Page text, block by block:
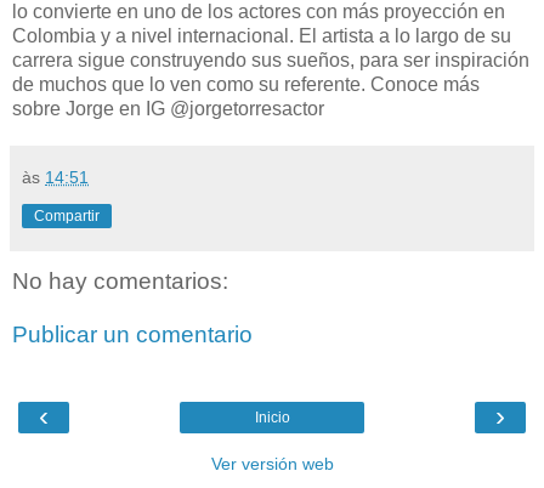
lo convierte en uno de los actores con más proyección en
Colombia y a nivel internacional. El artista a lo largo de su
carrera sigue construyendo sus sueños, para ser inspiración
de muchos que lo ven como su referente. Conoce más
sobre Jorge en IG @jorgetorresactor
às 14:51
Compartir
No hay comentarios:
Publicar un comentario
‹ ›
Inicio
Ver versión web